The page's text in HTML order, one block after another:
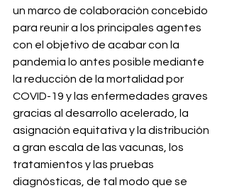
un marco de colaboración concebido
para reunir a los principales agentes
con el objetivo de acabar con la
pandemia lo antes posible mediante
la reducción de la mortalidad por
COVID-19 y las enfermedades graves
gracias al desarrollo acelerado, la
asignación equitativa y la distribución
a gran escala de las vacunas, los
tratamientos y las pruebas
diagnósticas, de tal modo que se